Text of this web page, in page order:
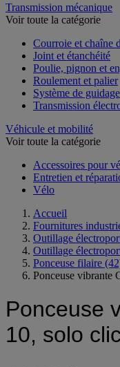
Transmission mécanique
Voir toute la catégorie
Courroie et chaîne
Joint et étanchéité
Poulie, pignon et
Roulement et palier
Système de
Transmission
Véhicule et mobilité
Voir toute la catégorie
Accessoires pour
Entretien et
Vélo
Accueil
Fournitures
Outillage
Outillage
Ponceuse filaire
Ponceuse
Ponceuse
10, solo